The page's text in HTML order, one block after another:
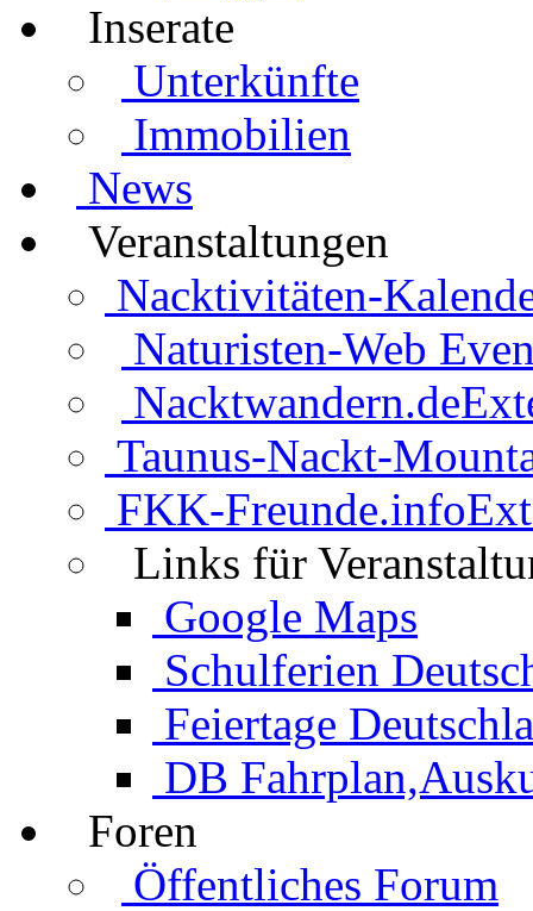
Inserate
Unterkünfte
Immobilien
News
Veranstaltungen
Nacktivitäten-
Naturisten-Web
Nacktwandern.de
Taunus-Nackt-
FKK-Freunde.info
Links für
Google Maps
Schulferien
Feiertage
DB
Foren
Öffentliches Forum